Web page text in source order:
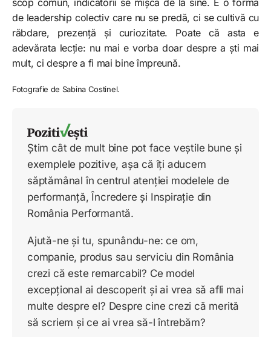
de leadership colectiv care nu se predă, ci se cultivă cu
răbdare, prezență și curiozitate. Poate că asta e
adevărata lecție: nu mai e vorba doar despre a ști mai
mult, ci despre a fi mai bine împreună.
Fotografie de Sabina Costinel.
Știm cât de mult bine pot face veștile bune și
exemplele pozitive, așa că îți aducem
săptămânal în centrul atenției modelele de
performanță, Încredere și Inspirație din
România Performantă.
Ajută-ne și tu, spunându-ne: ce om,
companie, produs sau serviciu din România
crezi că este remarcabil? Ce model
excepțional ai descoperit și ai vrea să afli mai
multe despre el? Despre cine crezi că merită
să scriem și ce ai vrea să-l întrebăm?